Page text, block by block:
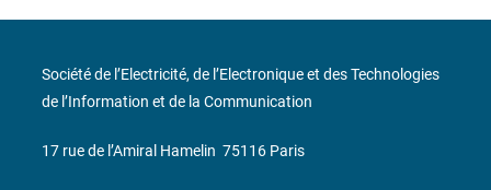
Société de l’Electricité, de l’Electronique et des Technologies
de l’Information et de la Communication
17 rue de l’Amiral Hamelin 75116 Paris